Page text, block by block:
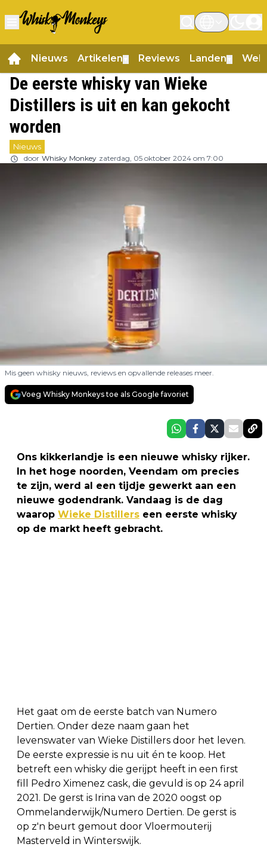
Nieuws Artikelen Reviews Landen
De eerste whisky van Wieke
Distillers is uit en kan gekocht
worden
Nieuws
door Whisky Monkey zaterdag, 05 oktober 2024 om 7:00
Mis geen whisky nieuws, reviews en opvallende releases meer.
Voeg Whisky Monkeys toe als Google favoriet
Ons kikkerlandje is een nieuwe whisky rijker.
In het hoge noorden, Veendam om precies
te zijn, werd al een tijdje gewerkt aan een
nieuwe godendrank. Vandaag is de dag
waarop Wieke Distillers een eerste whisky
op de markt heeft gebracht.
Het gaat om de eerste batch van Numero
Dertien. Onder deze naam gaan het
levenswater van Wieke Distillers door het leven.
De eerste expressie is nu uit én te koop. Het
betreft een whisky die gerijpt heeft in een first
fill Pedro Ximenez cask, die gevuld is op 24 april
2021. De gerst is Irina van de 2020 oogst op
Ommelanderwijk/Numero Dertien. De gerst is
op z'n beurt gemout door Vloermouterij
Masterveld in Winterswijk.